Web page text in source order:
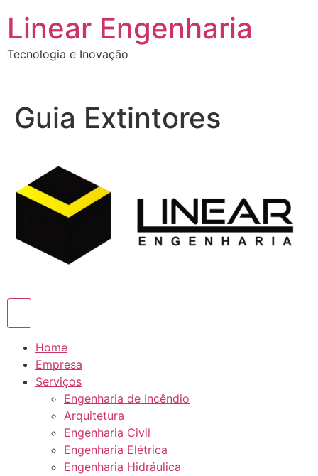
conteúdo
Linear Engenharia
Tecnologia e Inovação
Guia Extintores
Home
Empresa
Serviços
Engenharia de Incêndio
Arquitetura
Engenharia Civil
Engenharia Elétrica
Engenharia Hidráulica